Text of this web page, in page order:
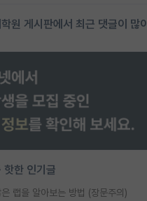
원 게시판에서 최근 댓글이 많
핫한 인기글
랩을 알아보는 방법 (장문주의)